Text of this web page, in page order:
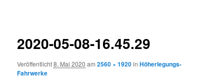
2020-05-08-16.45.29
Veröffentlicht8. Mai 2020 am2560 × 1920inHöherlegungs-
Fahrwerke